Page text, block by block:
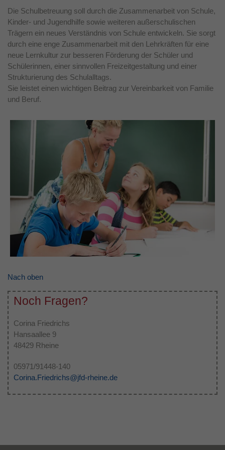
Die Schulbetreuung soll durch die Zusammenarbeit von Schule,
Kinder- und Jugendhilfe sowie weiteren außerschulischen
Trägern ein neues Verständnis von Schule entwickeln. Sie sorgt
durch eine enge Zusammenarbeit mit den Lehrkräften für eine
neue Lernkultur zur besseren Förderung der Schüler und
Schülerinnen, einer sinnvollen Freizeitgestaltung und einer
Strukturierung des Schulalltags.
Sie leistet einen wichtigen Beitrag zur Vereinbarkeit von Familie
und Beruf.
Nach oben
Noch Fragen?
Corina Friedrichs
Hansaallee 9
48429 Rheine
05971/91448-140
Corina.Friedrichs@jfd-rheine.de
Laufzeit 1 Jahr
Zweck
Dieses Cookie wird verwendet, um Ihre
Cookie-Einstellungen für diese Website zu
speichern.